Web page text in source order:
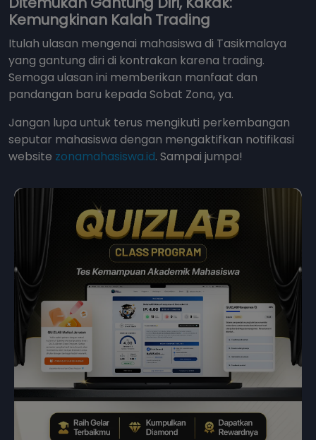
Kemungkinan Kalah Trading
Itulah ulasan mengenai mahasiswa di Tasikmalaya
yang gantung diri di kontrakan karena trading.
Semoga ulasan ini memberikan manfaat dan
pandangan baru kepada Sobat Zona, ya.
Jangan lupa untuk terus mengikuti perkembangan
seputar mahasiswa dengan mengaktifkan notifikasi
website zonamahasiswa.id. Sampai jumpa!